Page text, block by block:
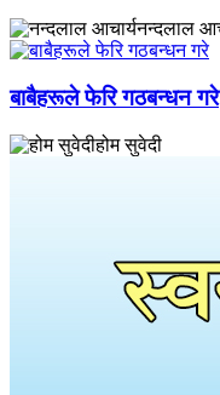
नन्दलाल
बाबैहरूले फेरि गठबन्धन गरे
होम सुवेदी